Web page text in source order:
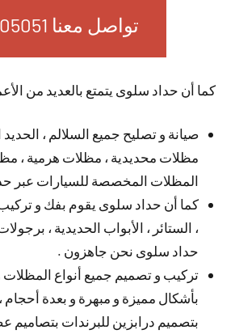
تواصل معنا 66405051
كما أن حداد سلوى يتمتع بالعديد من
صيانة و تصليح جميع السلالم ،
مظلات محديدية ، مظلات هرمية ،
المظلات المخصصة للسيارات عبر
كما أن حداد سلوى يقوم بفك و تركيب
، الستائر ، الأبواب الحديدية ،
حداد سلوى نحن جاهزون .
تركيب و تصميم جميع أنواع المظلات
بأشكال مميزة و مبهرة و بعدة أحجام ،
بتصميم درابزين للبرندات بتصاميم